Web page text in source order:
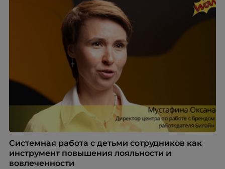
Системная работа с детьми сотрудников как
инструмент повышения лояльности и
вовлеченности